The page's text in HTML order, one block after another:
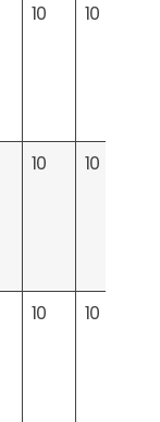
10 10
10 10
10 10